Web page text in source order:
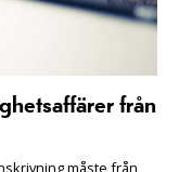
från
måste från